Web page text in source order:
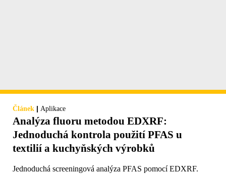
Článek | Aplikace
Analýza fluoru metodou EDXRF:
Jednoduchá kontrola použití PFAS u
textilií a kuchyňských výrobků
Jednoduchá screeningová analýza PFAS pomocí EDXRF.